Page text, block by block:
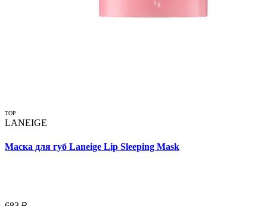
TOP
LANEIGE
Маска для губ Laneige Lip Sleeping Mask